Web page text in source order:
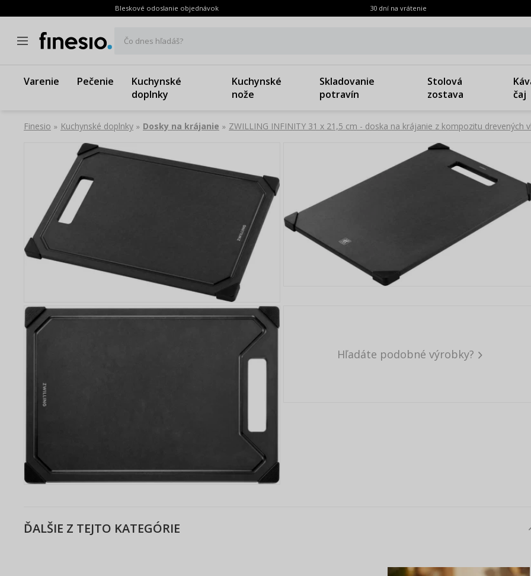
Bleskové odoslanie objednávok 30 dní na vrátenie
Čo dnes hľadáš?
Varenie Pečenie
Kuchynské
doplnky
Kuchynské
nože
Skladovanie
potravín
Stolová
zostava
čaj
Finesio » Kuchynské doplnky » Dosky na krájanie » ZWILLING INFINITY 31 x 21,5 cm - doska na krájanie z kompozitu drevených
Hľadáte podobné výrobky?
ĎALŠIE Z TEJTO KATEGÓRIE